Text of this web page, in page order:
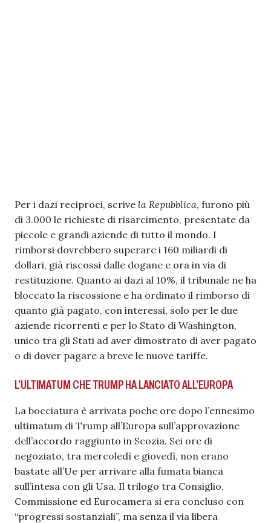
Per i dazi reciproci, scrive la Repubblica, furono più
di 3.000 le richieste di risarcimento, presentate da
piccole e grandi aziende di tutto il mondo. I
rimborsi dovrebbero superare i 160 miliardi di
dollari, già riscossi dalle dogane e ora in via di
restituzione. Quanto ai dazi al 10%, il tribunale ne ha
bloccato la riscossione e ha ordinato il rimborso di
quanto già pagato, con interessi, solo per le due
aziende ricorrenti e per lo Stato di Washington,
unico tra gli Stati ad aver dimostrato di aver pagato
o di dover pagare a breve le nuove tariffe.
L’ULTIMATUM CHE TRUMP HA LANCIATO ALL’EUROPA
La bocciatura è arrivata poche ore dopo l’ennesimo
ultimatum di Trump all’Europa sull’approvazione
dell’accordo raggiunto in Scozia. Sei ore di
negoziato, tra mercoledì e giovedì, non erano
bastate all’Ue per arrivare alla fumata bianca
sull’intesa con gli Usa. Il trilogo tra Consiglio,
Commissione ed Eurocamera si era concluso con
“progressi sostanziali”, ma senza il via libera